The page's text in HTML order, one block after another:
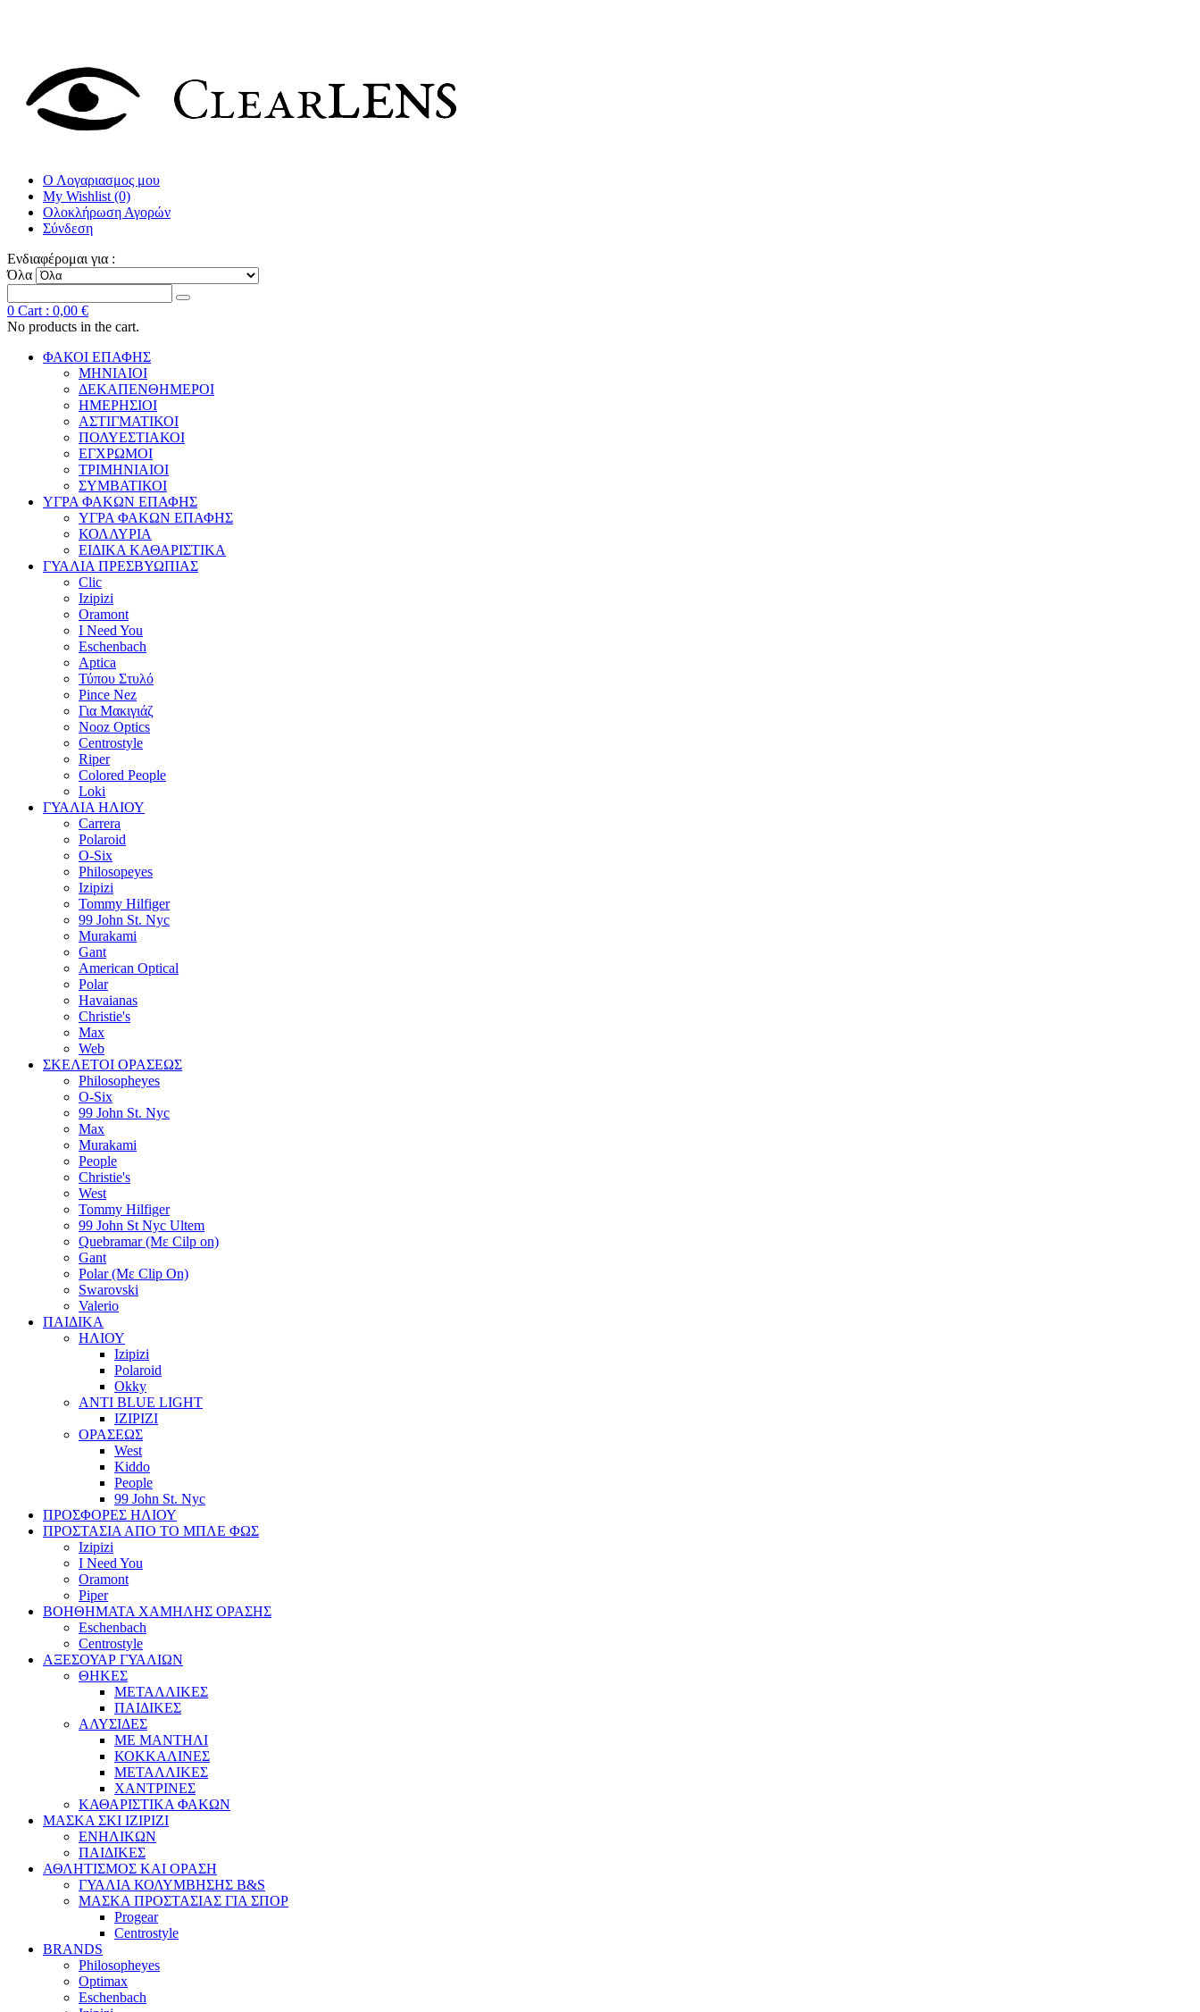
Ο Λογαριασμος μου
My Wishlist (0)
Ολοκλήρωση Αγορών
Σύνδεση
Ενδιαφέρομαι για :
Όλα
0 Cart : 0,00 €
No products in the cart.
ΦΑΚΟΙ ΕΠΑΦΗΣ
ΜΗΝΙΑΙΟΙ
ΔΕΚΑΠΕΝΘΗΜΕΡΟΙ
ΗΜΕΡΗΣΙΟΙ
ΑΣΤΙΓΜΑΤΙΚΟΙ
ΠΟΛΥΕΣΤΙΑΚΟΙ
ΕΓΧΡΩΜΟΙ
ΤΡΙΜΗΝΙΑΙΟΙ
ΣΥΜΒΑΤΙΚΟΙ
ΥΓΡΑ ΦΑΚΩΝ ΕΠΑΦΗΣ
ΥΓΡΑ ΦΑΚΩΝ ΕΠΑΦΗΣ
ΚΟΛΛΥΡΙΑ
ΕΙΔΙΚΑ ΚΑΘΑΡΙΣΤΙΚΑ
ΓΥΑΛΙΑ ΠΡΕΣΒΥΩΠΙΑΣ
Clic
Izipizi
Oramont
I Need You
Eschenbach
Aptica
Τύπου Στυλό
Pince Nez
Για Μακιγιάζ
Nooz Optics
Centrostyle
Riper
Colored People
Loki
ΓΥΑΛΙΑ ΗΛΙΟΥ
Carrera
Polaroid
O-Six
Philosopeyes
Izipizi
Tommy Hilfiger
99 John St. Nyc
Murakami
Gant
American Optical
Polar
Havaianas
Christie's
Max
Web
ΣΚΕΛΕΤΟΙ ΟΡΑΣΕΩΣ
Philosopheyes
O-Six
99 John St. Nyc
Max
Murakami
People
Christie's
West
Tommy Hilfiger
99 John St Nyc Ultem
Quebramar (Με Cilp on)
Gant
Polar (Με Clip On)
Swarovski
Valerio
ΠΑΙΔΙΚΑ
ΗΛΙΟΥ
Izipizi
Polaroid
Okky
ANTI BLUE LIGHT
IZIPIZI
ΟΡΑΣΕΩΣ
West
Kiddo
People
99 John St. Nyc
ΠΡΟΣΦΟΡΕΣ ΗΛΙΟΥ
ΠΡΟΣΤΑΣΙΑ ΑΠΟ ΤΟ ΜΠΛΕ ΦΩΣ
Izipizi
I Need You
Oramont
Piper
ΒΟΗΘΗΜΑΤΑ ΧΑΜΗΛΗΣ ΟΡΑΣΗΣ
Eschenbach
Centrostyle
ΑΞΕΣΟΥΑΡ ΓΥΑΛΙΩΝ
ΘΗΚΕΣ
ΜΕΤΑΛΛΙΚΕΣ
ΠΑΙΔΙΚΕΣ
ΑΛΥΣΙΔΕΣ
ΜΕ ΜΑΝΤΗΛΙ
ΚΟΚΚΑΛΙΝΕΣ
ΜΕΤΑΛΛΙΚΕΣ
ΧΑΝΤΡΙΝΕΣ
ΚΑΘΑΡΙΣΤΙΚΑ ΦΑΚΩΝ
ΜΑΣΚΑ ΣΚΙ IZIPIZI
ΕΝΗΛΙΚΩΝ
ΠΑΙΔΙΚΕΣ
ΑΘΛΗΤΙΣΜΟΣ ΚΑΙ ΟΡΑΣΗ
ΓΥΑΛΙΑ ΚΟΛΥΜΒΗΣΗΣ B&S
ΜΑΣΚΑ ΠΡΟΣΤΑΣΙΑΣ ΓΙΑ ΣΠΟΡ
Progear
Centrostyle
BRANDS
Philosopheyes
Optimax
Eschenbach